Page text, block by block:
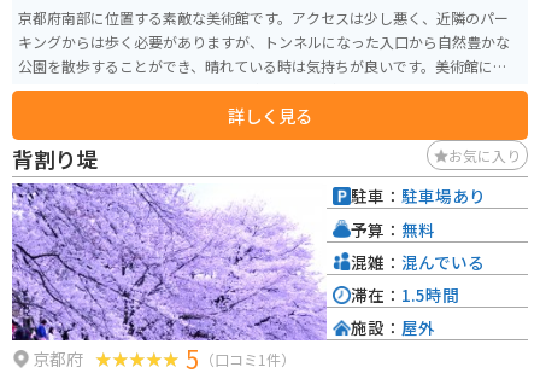
京都府南部に位置する素敵な美術館です。アクセスは少し悪く、近隣のパー
キングからは歩く必要がありますが、トンネルになった入口から自然豊かな
公園を散歩することができ、晴れている時は気持ちが良いです。美術館にはカ
フェもあり、テラス席で山の景色を楽しむことができます。
詳しく見る
背割り堤 お気に入り
京都府 5 （口コミ1件）
駐車： 駐車場あり
予算： 無料
混雑： 混んでいる
滞在： 1.5時間
施設： 屋外